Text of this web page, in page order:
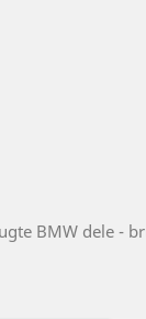
BMW dele -